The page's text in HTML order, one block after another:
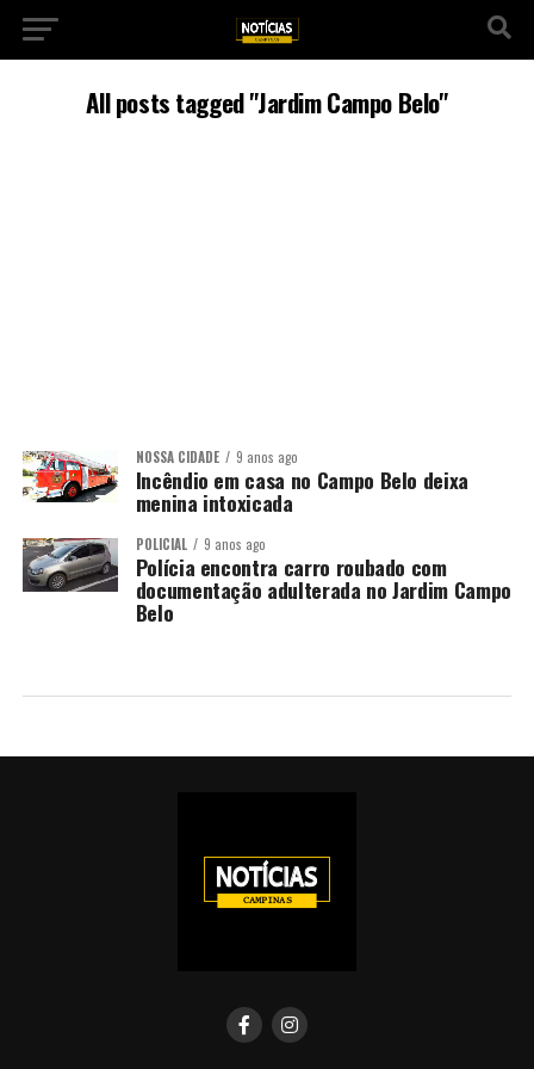
All posts tagged "Jardim Campo Belo"
NOSSA CIDADE 9 anos ago
Incêndio em casa no Campo Belo deixa
menina intoxicada
POLICIAL 9 anos ago
Polícia encontra carro roubado com
documentação adulterada no Jardim Campo
Belo